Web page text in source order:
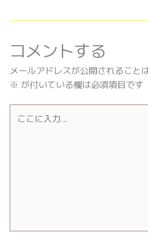
コメントする
メールアドレスが公開されること
※ が付いている欄は必須項目です